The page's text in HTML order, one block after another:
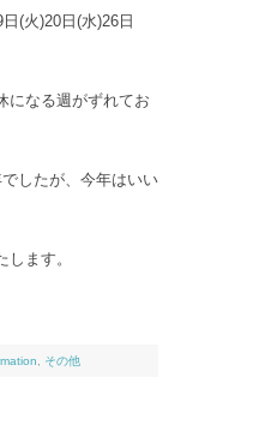
(火)20日(水)26日
になる週がずれてお
したが、今年はいい
ます。
その他